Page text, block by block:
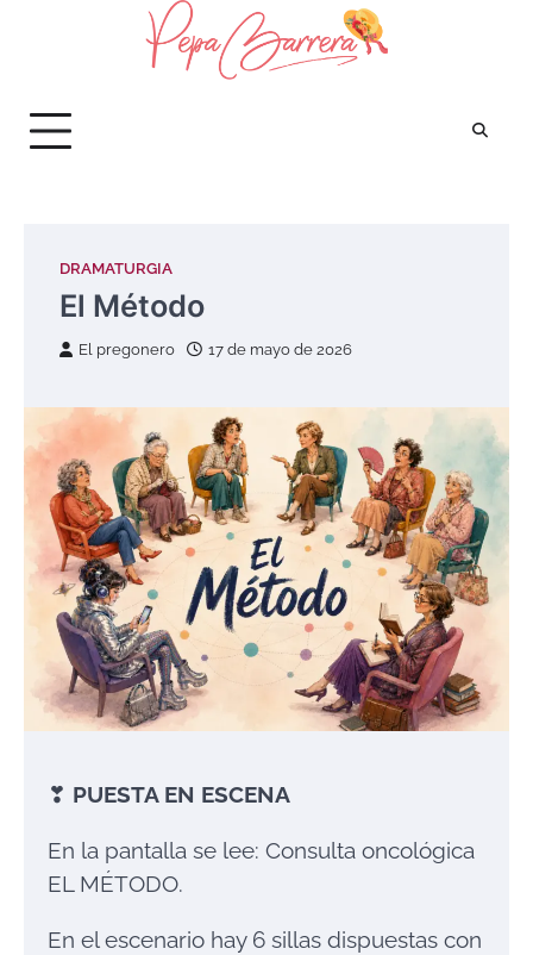
DRAMATURGIA
El Método
El pregonero 17 de mayo de 2026
❣ PUESTA EN ESCENA
En la pantalla se lee: Consulta oncológica
EL MÉTODO.
En el escenario hay 6 sillas dispuestas con